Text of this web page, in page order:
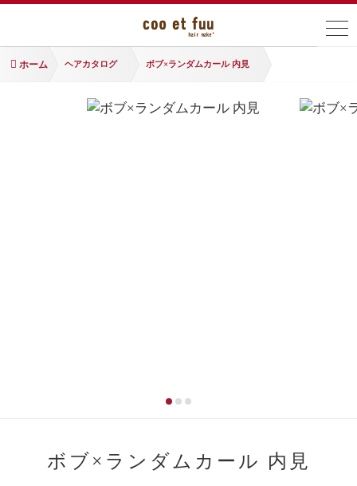
ホーム ヘアカタログ ボブ×ランダムカール 内見
ボブ×ランダムカール 内見